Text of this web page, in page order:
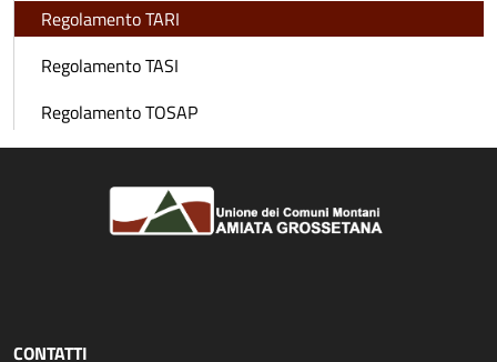
Regolamento TARI
Regolamento TASI
Regolamento TOSAP
CONTATTI